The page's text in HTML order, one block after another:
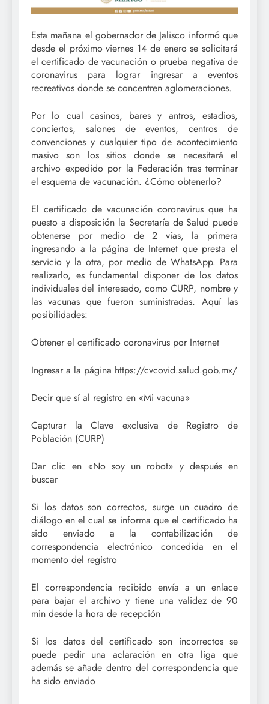
Esta mañana el gobernador de Jalisco informó que
desde el próximo viernes 14 de enero se solicitará
el certificado de vacunación o prueba negativa de
coronavirus para lograr ingresar a eventos
recreativos donde se concentren aglomeraciones.
Por lo cual casinos, bares y antros, estadios,
conciertos, salones de eventos, centros de
convenciones y cualquier tipo de acontecimiento
masivo son los sitios donde se necesitará el
archivo expedido por la Federación tras terminar
el esquema de vacunación. ¿Cómo obtenerlo?
El certificado de vacunación coronavirus que ha
puesto a disposición la Secretaría de Salud puede
obtenerse por medio de 2 vías, la primera
ingresando a la página de Internet que presta el
servicio y la otra, por medio de WhatsApp. Para
realizarlo, es fundamental disponer de los datos
individuales del interesado, como CURP, nombre y
las vacunas que fueron suministradas. Aquí las
posibilidades:
Obtener el certificado coronavirus por Internet
Ingresar a la página https://cvcovid.salud.gob.mx/
Decir que sí al registro en «Mi vacuna»
Capturar la Clave exclusiva de Registro de
Población (CURP)
Dar clic en «No soy un robot» y después en
buscar
Si los datos son correctos, surge un cuadro de
diálogo en el cual se informa que el certificado ha
sido enviado a la contabilización de
correspondencia electrónico concedida en el
momento del registro
El correspondencia recibido envía a un enlace
para bajar el archivo y tiene una validez de 90
min desde la hora de recepción
Si los datos del certificado son incorrectos se
puede pedir una aclaración en otra liga que
además se añade dentro del correspondencia que
ha sido enviado